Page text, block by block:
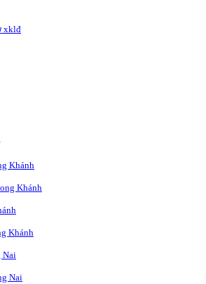
xklđ
Khánh
Khánh
Khánh
Nai
Nai